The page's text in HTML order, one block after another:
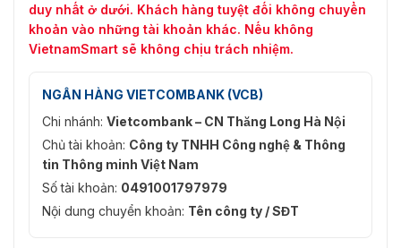
duy nhất ở dưới. Khách hàng tuyệt đối không chuyển
khoản vào những tài khoản khác. Nếu không
VietnamSmart sẽ không chịu trách nhiệm.
NGÂN HÀNG VIETCOMBANK (VCB)
Chi nhánh: Vietcombank – CN Thăng Long Hà Nội
Chủ tài khoản: Công ty TNHH Công nghệ & Thông
tin Thông minh Việt Nam
Số tài khoản: 0491001797979
Nội dung chuyển khoản: Tên công ty / SĐT